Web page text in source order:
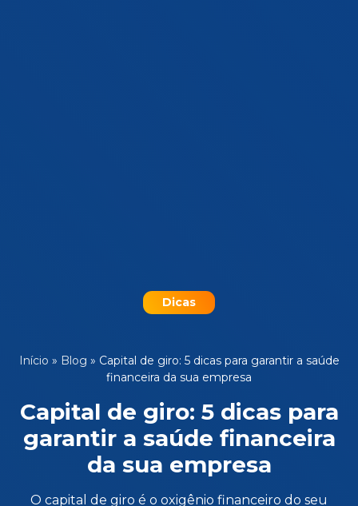
Dicas
Início » Blog » Capital de giro: 5 dicas para garantir a saúde
financeira da sua empresa
Capital de giro: 5 dicas para
garantir a saúde financeira
da sua empresa
O capital de giro é o oxigênio financeiro do seu